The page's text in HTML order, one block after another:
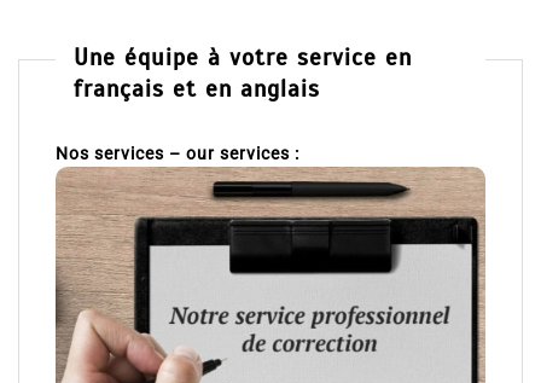
Une équipe à votre service en
français et en anglais
Nos services – our services :